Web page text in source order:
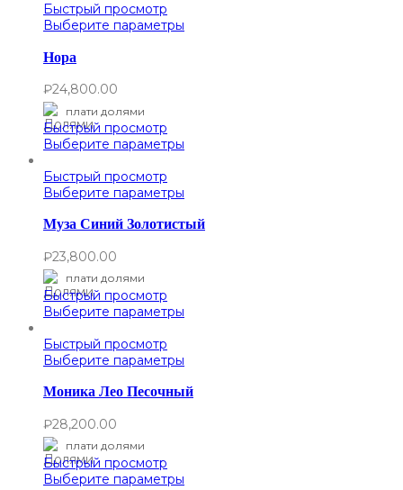
Быстрый просмотр
Выберите параметры
Нора
₽24,800.00
плати долями
Быстрый просмотр
Выберите параметры
Быстрый просмотр
Выберите параметры
Муза Синий Золотистый
₽23,800.00
плати долями
Быстрый просмотр
Выберите параметры
Быстрый просмотр
Выберите параметры
Моника Лео Песочный
₽28,200.00
плати долями
Быстрый просмотр
Выберите параметры